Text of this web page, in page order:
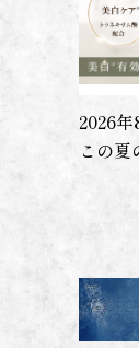
2026年
この